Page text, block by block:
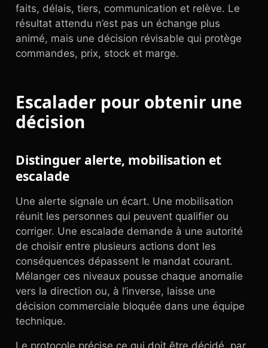
faits, délais, tiers, communication et relève. Le
résultat attendu n’est pas un échange plus
animé, mais une décision révisable qui protège
commandes, prix, stock et marge.
Escalader pour obtenir une
décision
Distinguer alerte, mobilisation et
escalade
Une alerte signale un écart. Une mobilisation
réunit les personnes qui peuvent qualifier ou
corriger. Une escalade demande à une autorité
de choisir entre plusieurs actions dont les
conséquences dépassent le mandat courant.
Mélanger ces niveaux pousse chaque anomalie
vers la direction ou, à l’inverse, laisse une
décision commerciale bloquée dans une équipe
technique.
Le protocole précise ce qui doit être décidé, par